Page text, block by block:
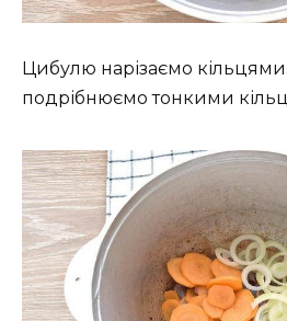
Цибулю нарізаємо
подрібнюємо тонкими